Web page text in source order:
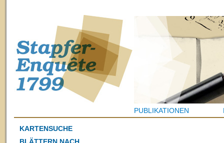
PUBLIKATIONEN
KARTENSUCHE
BLÄTTERN NACH